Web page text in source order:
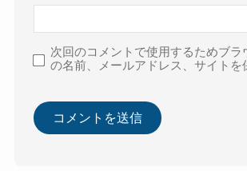
次回のコメントで使用するためブラ
の名前、メールアドレス、サイトを